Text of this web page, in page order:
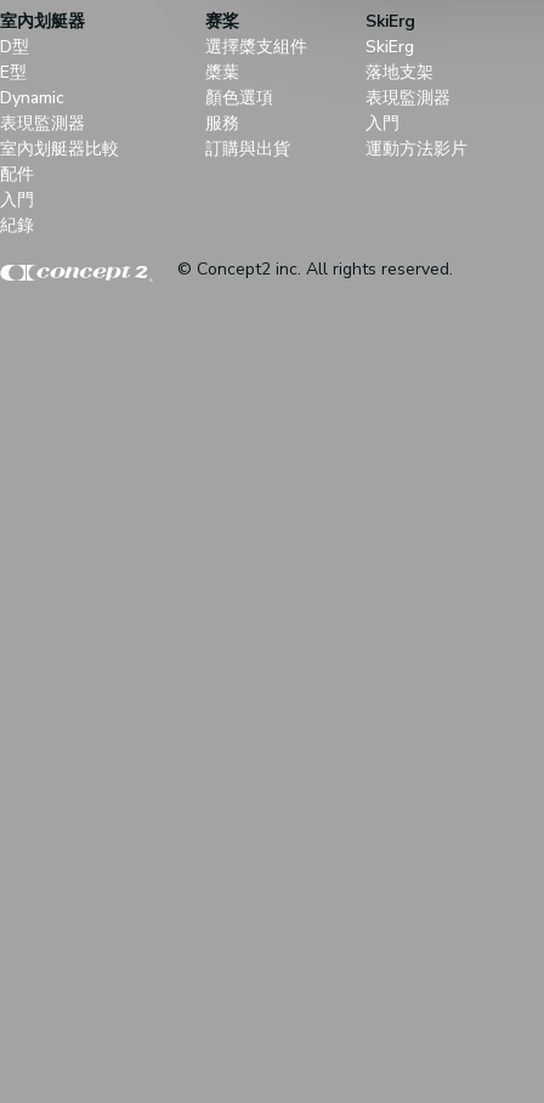
室內划艇器
D型
E型
Dynamic
表現監測器
室內划艇器比較
配件
入門
紀錄
赛桨
選擇槳支組件
槳葉
顏色選項
服務
訂購與出貨
SkiErg
SkiErg
落地支架
表現監測器
入門
運動方法影片
© Concept2 inc. All rights reserved.